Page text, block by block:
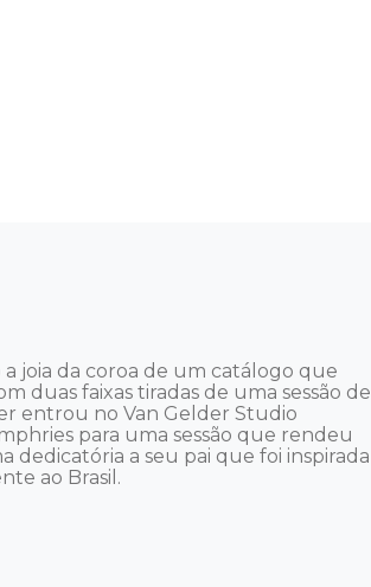
joia da coroa de um catálogo que
duas faixas tiradas de uma sessão de
entrou no Van Gelder Studio
para uma sessão que rendeu
dedicatória a seu pai que foi inspirada
ao Brasil.